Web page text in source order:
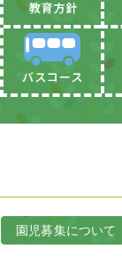
園児募集について